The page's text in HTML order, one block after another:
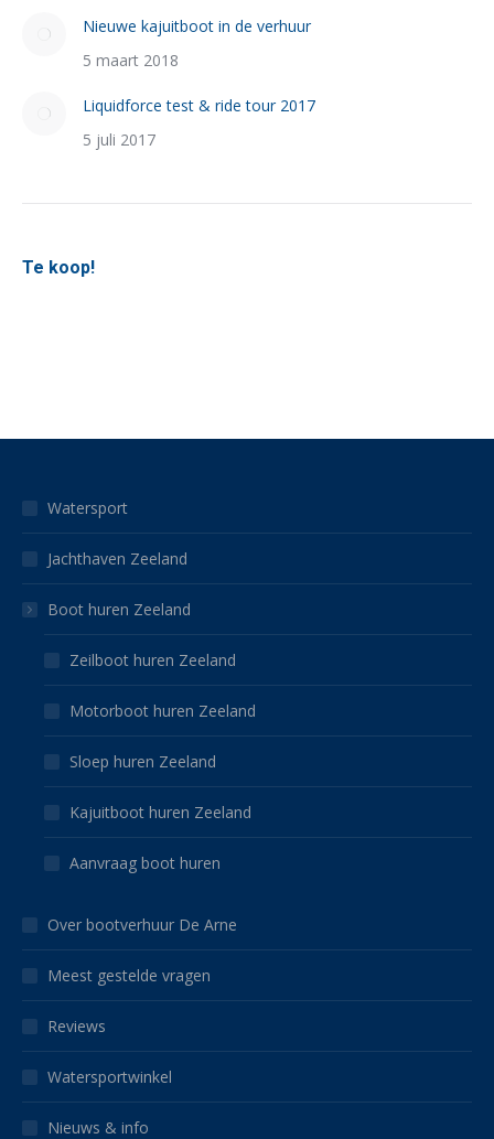
Nieuwe kajuitboot in de verhuur
5 maart 2018
Liquidforce test & ride tour 2017
5 juli 2017
Te koop!
Watersport
Jachthaven Zeeland
Boot huren Zeeland
Zeilboot huren Zeeland
Motorboot huren Zeeland
Sloep huren Zeeland
Kajuitboot huren Zeeland
Aanvraag boot huren
Over bootverhuur De Arne
Meest gestelde vragen
Reviews
Watersportwinkel
Nieuws & info